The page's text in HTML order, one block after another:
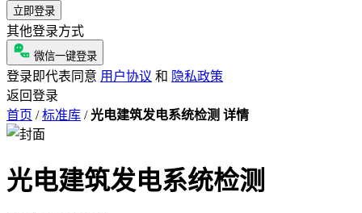
立即登录
其他登录方式
微信一键登录
登录即代表同意 用户协议 和 隐私政策
返回登录
首页 / 标准库 / 光电建筑发电系统检测 详情
光电建筑发电系统检测